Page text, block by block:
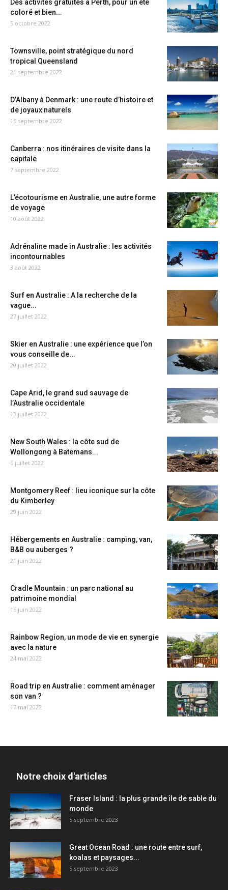
Des activités gratuites à Perth, pour un été
coloré et bien...
5 octobre 2022
Townsville, point stratégique du nord
tropical Queensland
21 septembre 2022
D’Albany à Denmark : une route d’histoire et
de joyaux naturels
15 septembre 2022
Canberra : nos itinéraires de visite dans la
capitale
7 septembre 2022
L’écotourisme en Australie, une autre forme
de voyage
10 août 2022
Adrénaline made in Australie : les activités
incontournables
3 août 2022
Surf en Australie : A la recherche de la
vague...
27 juillet 2022
Skier en Australie : une expérience que l’on
vous conseille de...
20 juillet 2022
Cape Arid, le grand sud sauvage de
l’Australie occidentale
13 juillet 2022
New South Wales : la côte sud de
Wollongong à Batemans...
6 juillet 2022
Montgomery Reef : lieu iconique sur la côte
du Kimberley
29 juin 2022
Hébergements en Australie : camping, van,
B&B ou auberges ?
21 juin 2022
Cradle Mountain : un parc national au
patrimoine mondial
16 juin 2022
Rainbow Region, un mode de vie en synergie
avec la nature
24 mai 2022
Road trip en Australie : comment aménager
son van ?
17 mai 2022
Notre choix d'articles
Fraser Island : la plus grande île de sable du
monde
5 septembre 2023
Great Ocean Road : une route entre surf,
koalas et paysages...
5 septembre 2023